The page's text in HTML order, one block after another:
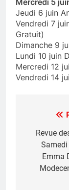
Mercredi 5
Jeudi 6 juin
Vendredi 7
Gratuit)
Dimanche 9
Lundi 10 juin
Mercredi 12
Vendredi 14
Revue
Emma